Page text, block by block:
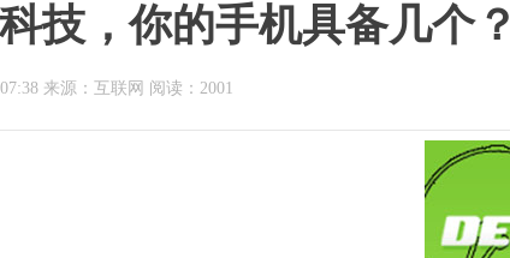
技，你的手机具备几个？
来源：互联网 阅读：2001